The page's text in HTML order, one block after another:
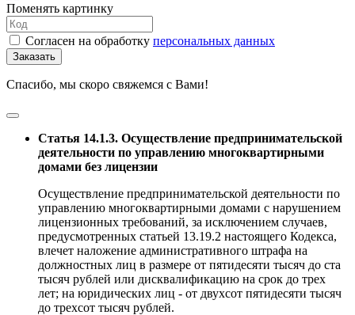
Поменять картинку
Согласен на обработку персональных данных
Заказать
Спасибо, мы скоро свяжемся с Вами!
Статья 14.1.3. Осуществление предпринимательской
деятельности по управлению многоквартирными
домами без лицензии
Осуществление предпринимательской деятельности по
управлению многоквартирными домами с нарушением
лицензионных требований, за исключением случаев,
предусмотренных статьей 13.19.2 настоящего Кодекса,
влечет наложение административного штрафа на
должностных лиц в размере от пятидесяти тысяч до ста
тысяч рублей или дисквалификацию на срок до трех
лет; на юридических лиц - от двухсот пятидесяти тысяч
до трехсот тысяч рублей.